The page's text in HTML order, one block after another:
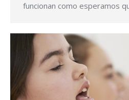
funcionan como esperamos